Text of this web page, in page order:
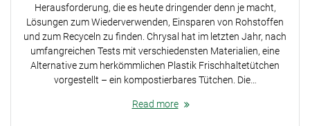
Herausforderung, die es heute dringender denn je macht,
Lösungen zum Wiederverwenden, Einsparen von Rohstoffen
und zum Recyceln zu finden. Chrysal hat im letzten Jahr, nach
umfangreichen Tests mit verschiedensten Materialien, eine
Alternative zum herkömmlichen Plastik Frischhaltetütchen
vorgestellt – ein kompostierbares Tütchen. Die…
Read more